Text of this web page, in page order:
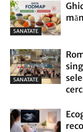
SANATATE
SANATATE